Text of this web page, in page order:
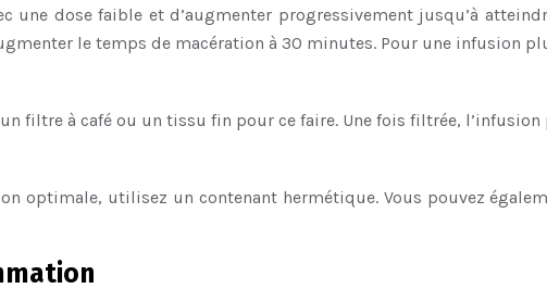
dose faible et d’augmenter progressivement jusqu’à
le temps de macération à 30 minutes. Pour une infusion
à café ou un tissu fin pour ce faire. Une fois filtrée,
optimale, utilisez un contenant hermétique. Vous pouvez